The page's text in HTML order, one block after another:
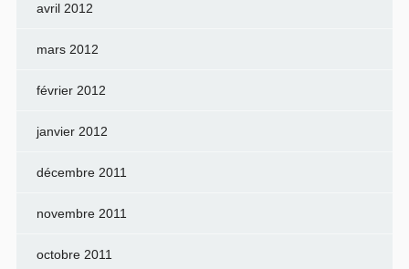
avril 2012
mars 2012
février 2012
janvier 2012
décembre 2011
novembre 2011
octobre 2011